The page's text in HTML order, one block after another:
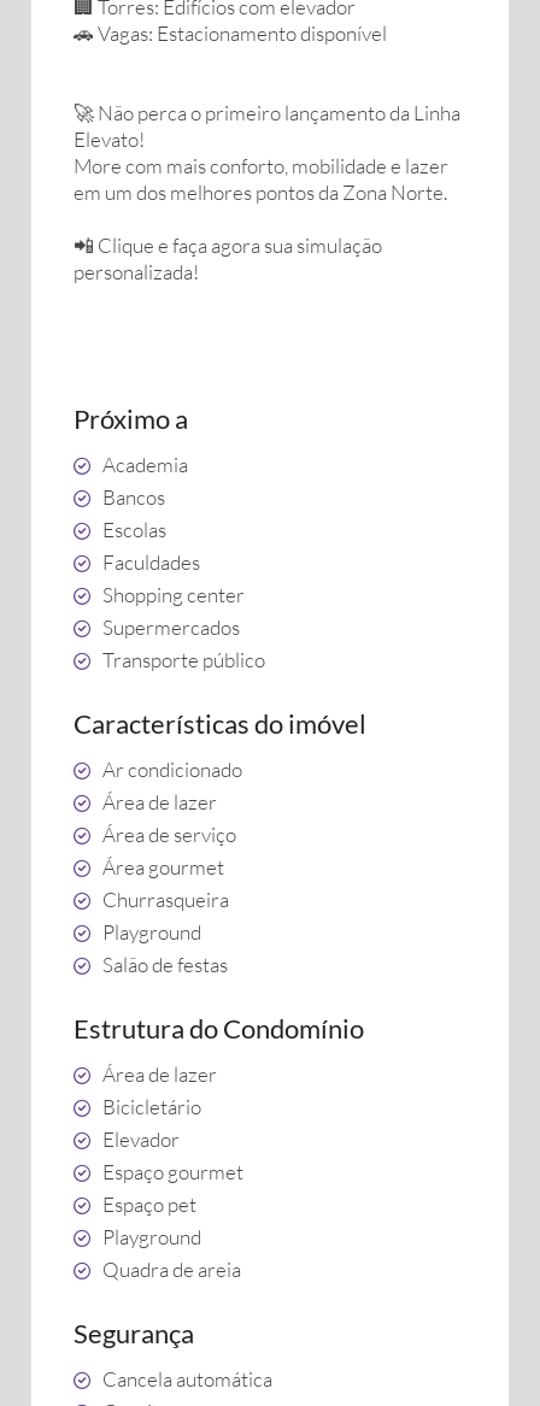
🏢 Torres: Edifícios com elevador
🚗 Vagas: Estacionamento disponível
🚀 Não perca o primeiro lançamento da Linha
Elevato!
More com mais conforto, mobilidade e lazer
em um dos melhores pontos da Zona Norte.
📲 Clique e faça agora sua simulação
personalizada!
Próximo a
Academia
Bancos
Escolas
Faculdades
Shopping center
Supermercados
Transporte público
Características do imóvel
Ar condicionado
Área de lazer
Área de serviço
Área gourmet
Churrasqueira
Playground
Salão de festas
Estrutura do Condomínio
Área de lazer
Bicicletário
Elevador
Espaço gourmet
Espaço pet
Playground
Quadra de areia
Segurança
Cancela automática